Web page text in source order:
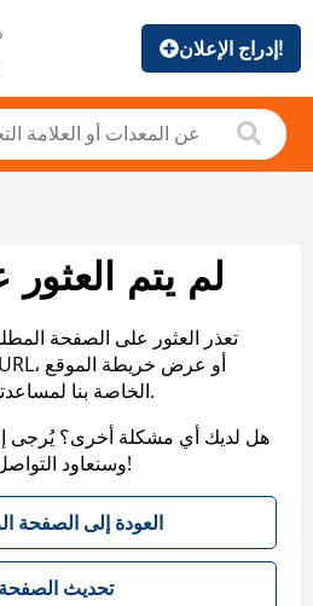
إدراج الإعلان!
لم يتم
تعذر العثور على الصفحة
الخاصة بنا لمساعدتك في العثور على ما تريد.
هل لديك أي مشكلة أخرى؟ يُرجى
وسنعاود التواصل معك. شكرًا على صبرك!
العودة إلى الصفحة
تحديث الصفحة